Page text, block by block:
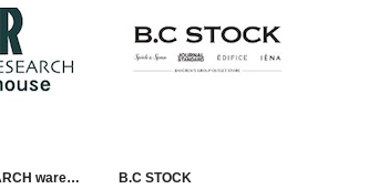
ware B.C STOCK